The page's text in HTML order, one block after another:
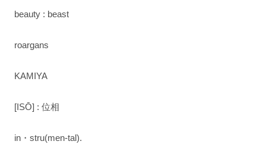
beauty : beast
roargans
KAMIYA
[ISŌ] : 位相
in・stru(men-tal).